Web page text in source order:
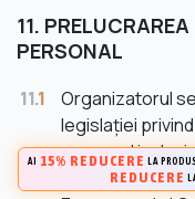
11.
PERSONAL
11.1
Organizatorul
legislației
personal
Regulamentului
AI 15% REDUCERE LA
REDUCERE